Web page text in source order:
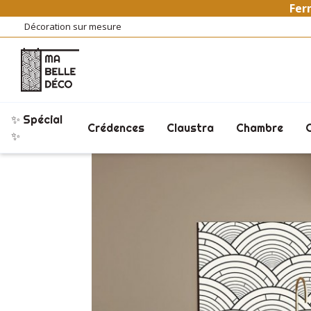
Décoration sur mesure
✨ Spécial
✨
Crédences Claustra Chambre
Accueil Crédences Crédences Cuisine